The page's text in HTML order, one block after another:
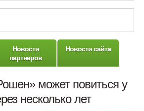
Новости
партнеров
Новости сайта
может повиться у
несколько лет